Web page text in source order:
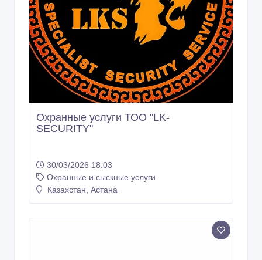
Охранные услуги ТОО "LK-
SECURITY"
30/03/2026 18:03
Охранные и сыскные услуги
Казахстан, Астана